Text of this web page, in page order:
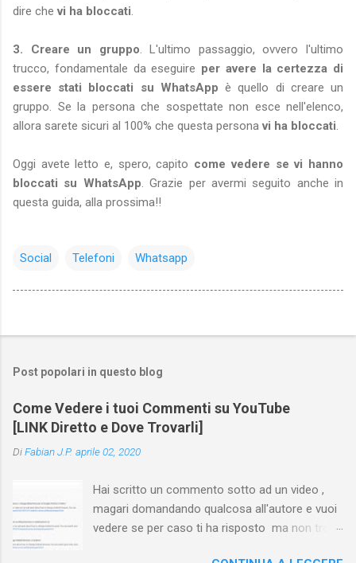
dire chevi ha bloccati.
3. Creare un gruppo. L'ultimo passaggio, ovvero l'ultimo
trucco, fondamentale da eseguire per avere la certezza di
essere stati bloccati su WhatsAppè quello di creare un
gruppo. Se la persona che sospettate non esce nell'elenco,
allora sarete sicuri al 100% che questa personavi ha bloccati.
Oggi avete letto e, spero, capito come vedere se vi hanno
bloccati su WhatsApp. Grazie per avermi seguito anche in
questa guida, alla prossima!!
Social Telefoni Whatsapp
Post popolari in questo blog
Come Vedere i tuoi Commenti su YouTube
[LINK Diretto e Dove Trovarli]
DiFabian J.P. aprile 02, 2020
Hai scritto un commento sotto ad un video ,
magari domandando qualcosa all'autore e vuoi
vedere se per caso ti ha risposto ma non trovi